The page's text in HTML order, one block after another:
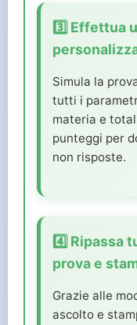
3️⃣ Effettua
Simula la
tutti i
materia e
punteggi per
non risposte.
4️⃣ Ripassa
prova e
Grazie alle
ascolto e